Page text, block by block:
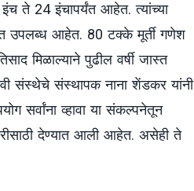
ते 24 इंचापर्यंत आहेत. त्यांच्या
उपलब्ध आहेत. 80 टक्के मूर्ती गणेश
मिळाल्याने पुढील वर्षी जास्त
संस्थेचे संस्थापक नाना शेंडकर यांनी
सर्वांना व्हावा या संकल्पनेतून
देण्यात आली आहेत. असेही ते